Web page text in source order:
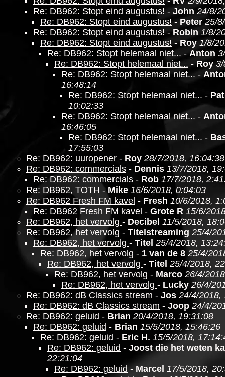
Re: DB962: Stopt eind augustus! - John 24/8/
Re: DB962: Stopt eind augustus! - Peter 25/
Re: DB962: Stopt eind augustus! - Robin 1/8/
Re: DB962: Stopt eind augustus! - Roy 1/8/
Re: DB962: Stopt helemaal niet... - Anton
Re: DB962: Stopt helemaal niet... - Roy
Re: DB962: Stopt helemaal niet... -
16:48:14
Re: DB962: Stopt helemaal niet... -
10:02:33
Re: DB962: Stopt helemaal niet... -
16:46:05
Re: DB962: Stopt helemaal niet... -
17:55:03
Re: DB962: uuropener - Roy 28/7/2018, 16:04:38
Re: DB962: commercials - Dennis 13/7/2018,
Re: DB962: commercials - Rob 17/7/2018,
Re: DB962, TOTH -Mike 16/6/2018, 0:04:03
Re: DB962 Fresh FM kavel - Fresh 10/6/2018,
Re: DB962 Fresh FM kavel - Grote R 15/6/
Re: DB962, het vervolg - Decibel 11/5/2018,
Re: DB962, het vervolg - Titelstreaming 25/4/
Re: DB962, het vervolg - Titel 25/4/2018,
Re: DB962, het vervolg - 1 van de 8 25/4/
Re: DB962, het vervolg - Titel 25/4/2018,
Re: DB962, het vervolg - Marco 26/4/
Re: DB962, het vervolg - Lucky 26/4/
Re: DB962: dB Classics stream - Jos 24/4/2018,
Re: DB962: dB Classics stream - Joop 24/4/
Re: DB962: geluid - Brian 20/4/2018, 19:31:08
Re: DB962: geluid - Brian 15/5/2018, 15:46:26
Re: DB962: geluid - Eric H. 15/5/2018,
Re: DB962: geluid - Joost die het weten
22:21:04
Re: DB962: geluid - Marcel 17/5/2018,